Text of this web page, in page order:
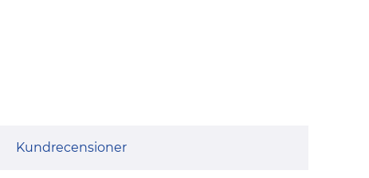
Kundrecensioner